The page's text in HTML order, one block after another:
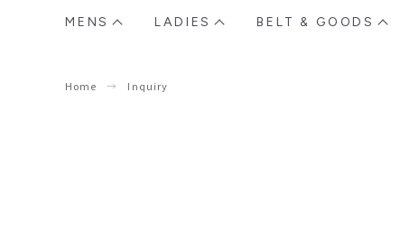
MENS LADIES BELT & GOODS
Home Inquiry